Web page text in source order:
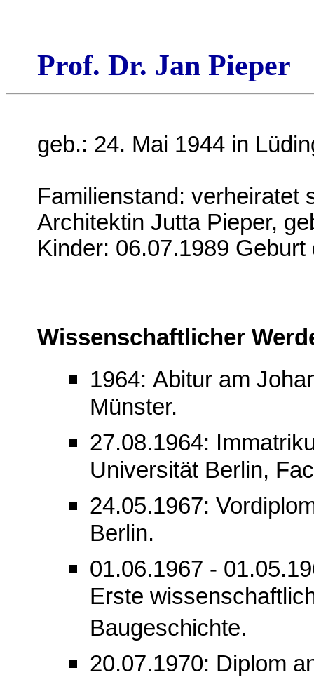
Prof. Dr. Jan Pieper
geb.: 24. Mai 1944 in
Familienstand: verheiratet
Architektin Jutta Pieper,
Kinder: 06.07.1989 Geburt
Wissenschaftlicher
1964: Abitur am
Münster.
27.08.1964:
Universität Berlin,
24.05.1967:
Berlin.
01.06.1967 -
Erste
Baugeschichte.
20.07.1970: Diplom